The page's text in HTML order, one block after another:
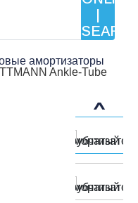
амортизаторы
Ankle-Tube